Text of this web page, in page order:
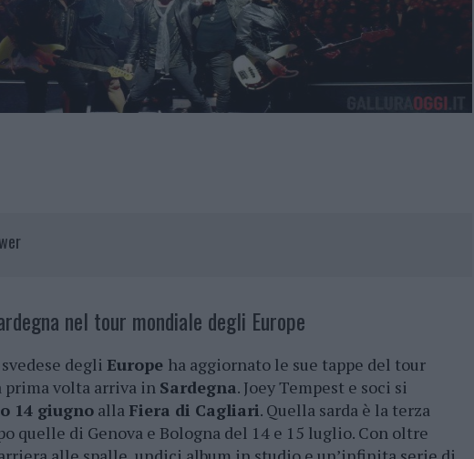
nel tour mondiale degli Europe
degli Europe ha aggiornato le sue tappe del tour
prima volta arriva in Sardegna. Joey Tempest e soci si
14 giugno alla Fiera di Cagliari. Quella sarda è la terza
quelle di Genova e Bologna del 14 e 15 luglio. Con oltre